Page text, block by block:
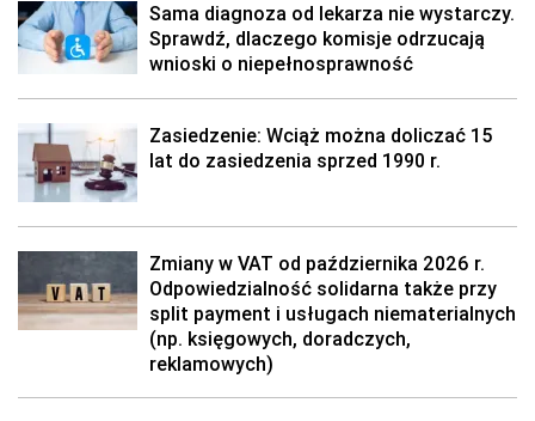
Sama diagnoza od lekarza nie wystarczy.
Sprawdź, dlaczego komisje odrzucają
wnioski o niepełnosprawność
Zasiedzenie: Wciąż można doliczać 15
lat do zasiedzenia sprzed 1990 r.
Zmiany w VAT od października 2026 r.
Odpowiedzialność solidarna także przy
split payment i usługach niematerialnych
(np. księgowych, doradczych,
reklamowych)